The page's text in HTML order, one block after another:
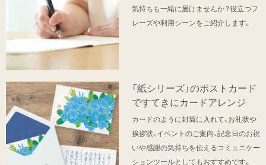
気持ちも一緒に届けませんか？役立つフ
レーズや利用シーンをご紹介します。
「紙シリーズ」のポストカード
ですてきにカードアレンジ
カードのように封筒に入れて、お礼状や
挨拶状、イベントのご案内、記念日のお祝
いや感謝の気持ちを伝えるコミュニケー
ションツールとしてもおすすめです。